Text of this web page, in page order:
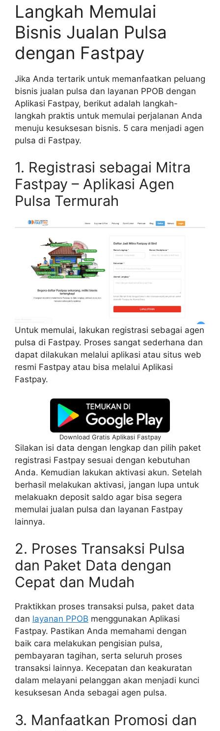
Langkah Memulai
Bisnis Jualan Pulsa
dengan Fastpay
Jika Anda tertarik untuk memanfaatkan peluang
bisnis jualan pulsa dan layanan PPOB dengan
Aplikasi Fastpay, berikut adalah langkah-
langkah praktis untuk memulai perjalanan Anda
menuju kesuksesan bisnis. 5 cara menjadi agen
pulsa di Fastpay.
1. Registrasi sebagai Mitra
Fastpay – Aplikasi Agen
Pulsa Termurah
Untuk memulai, lakukan registrasi sebagai agen
pulsa di Fastpay. Proses sangat sederhana dan
dapat dilakukan melalui aplikasi atau situs web
resmi Fastpay atau bisa melalui Aplikasi
Fastpay.
Download Gratis Aplikasi Fastpay
Silakan isi data dengan lengkap dan pilih paket
registrasi Fastpay sesuai dengan kebutuhan
Anda. Kemudian lakukan aktivasi akun. Setelah
berhasil melakukan aktivasi, jangan lupa untuk
melakuakn deposit saldo agar bisa segera
memulai jualan pulsa dan layanan Fastpay
lainnya.
2. Proses Transaksi Pulsa
dan Paket Data dengan
Cepat dan Mudah
Praktikkan proses transaksi pulsa, paket data
dan layanan PPOB menggunakan Aplikasi
Fastpay. Pastikan Anda memahami dengan
baik cara melakukan pengisian pulsa,
pembayaran tagihan, serta seluruh proses
transaksi lainnya. Kecepatan dan keakuratan
dalam melayani pelanggan akan menjadi kunci
kesuksesan Anda sebagai agen pulsa.
3. Manfaatkan Promosi dan